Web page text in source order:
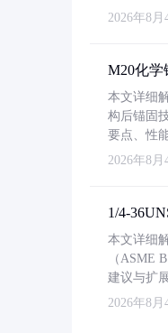
2026年8月
M20化学
本文详细
构后锚固
要点、性
2026年8月
1/4-
本文详细
（ASME
建议与扩
2026年8月